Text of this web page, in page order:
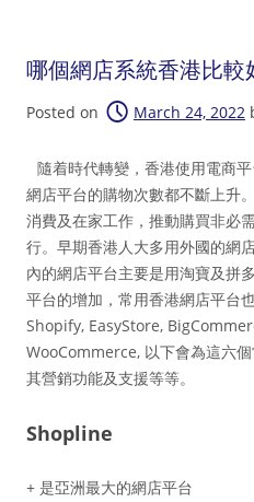
哪個網店系統香港比較
Posted on March 24, 2022
隨着時代轉變，香港使用電商
網店平台的購物次數都不斷上升
消費及在家工作，推動購買非必
行。早期香港人大多用外國的網
內的網店平台主要是用淘寶及拼
平台的增加，常用香港網店平台
Shopify, EasyStore,
WooCommerce, 以下會為這六
其營銷功能及支援等等。
Shopline
+ 是亞洲最大的網店平台